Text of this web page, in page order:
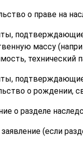
о праве на
массу
технический
подтверждающие
о рождении,
о разделе
(если